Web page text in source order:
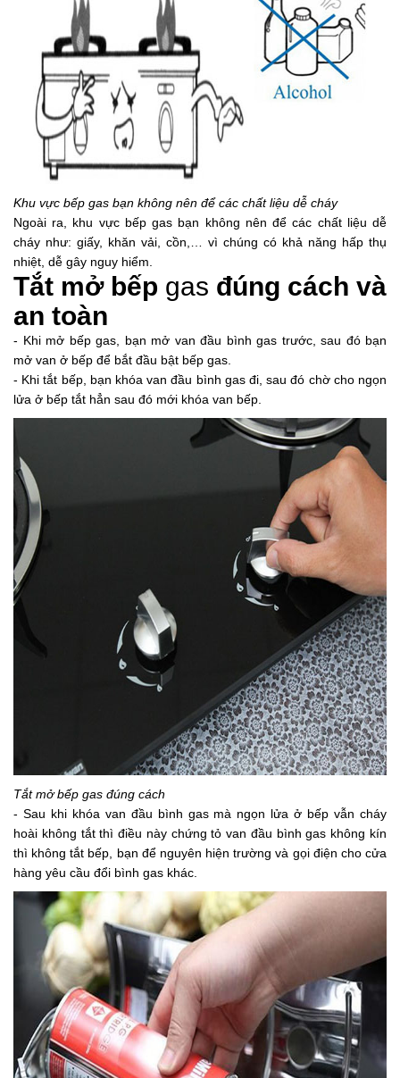
Khu vực bếp gas bạn không nên để các chất liệu dễ cháy
Ngoài ra, khu vực bếp gas bạn không nên để các chất liệu dễ
cháy như: giấy, khăn vải, cồn,… vì chúng có khả năng hấp thụ
nhiệt, dễ gây nguy hiểm.
Tắt mở bếp gas đúng cách và
an toàn
- Khi mở bếp gas, bạn mở van đầu bình gas trước, sau đó bạn
mở van ở bếp để bắt đầu bật bếp gas.
- Khi tắt bếp, bạn khóa van đầu bình gas đi, sau đó chờ cho ngọn
lửa ở bếp tắt hẳn sau đó mới khóa van bếp.
Tắt mở bếp gas đúng cách
- Sau khi khóa van đầu bình gas mà ngọn lửa ở bếp vẫn cháy
hoài không tắt thì điều này chứng tỏ van đầu bình gas không kín
thì không tắt bếp, bạn để nguyên hiện trường và gọi điện cho cửa
hàng yêu cầu đổi bình gas khác.